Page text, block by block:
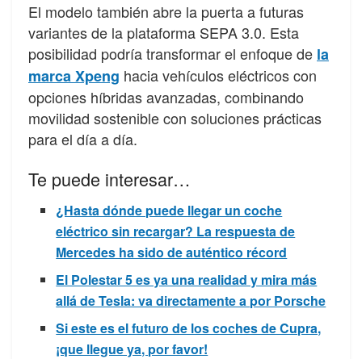
El modelo también abre la puerta a futuras
variantes de la plataforma SEPA 3.0. Esta
posibilidad podría transformar el enfoque de la
marca Xpeng hacia vehículos eléctricos con
opciones híbridas avanzadas, combinando
movilidad sostenible con soluciones prácticas
para el día a día.
Te puede interesar…
¿Hasta dónde puede llegar un coche
eléctrico sin recargar? La respuesta de
Mercedes ha sido de auténtico récord
El Polestar 5 es ya una realidad y mira más
allá de Tesla: va directamente a por Porsche
Si este es el futuro de los coches de Cupra,
¡que llegue ya, por favor!